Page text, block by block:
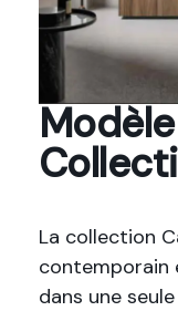
La collection
contemporain
dans une